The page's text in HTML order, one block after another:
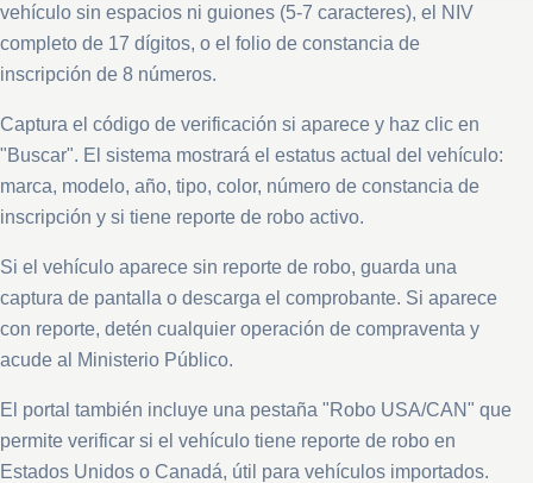
vehículo sin espacios ni guiones (5-7 caracteres), el NIV
completo de 17 dígitos, o el folio de constancia de
inscripción de 8 números.
Captura el código de verificación si aparece y haz clic en
"Buscar". El sistema mostrará el estatus actual del vehículo:
marca, modelo, año, tipo, color, número de constancia de
inscripción y si tiene reporte de robo activo.
Si el vehículo aparece sin reporte de robo, guarda una
captura de pantalla o descarga el comprobante. Si aparece
con reporte, detén cualquier operación de compraventa y
acude al Ministerio Público.
El portal también incluye una pestaña "Robo USA/CAN" que
permite verificar si el vehículo tiene reporte de robo en
Estados Unidos o Canadá, útil para vehículos importados.